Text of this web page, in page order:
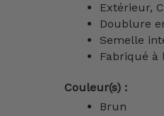
Extérieur,
Doublure
Semelle
Fabriqué à
Couleur(s) :
Brun